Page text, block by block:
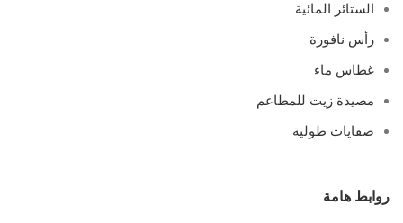
الستائر المائية
رأس نافورة
غطاس ماء
مصيدة زيت للمطاعم
صفايات طولية
روابط هامة